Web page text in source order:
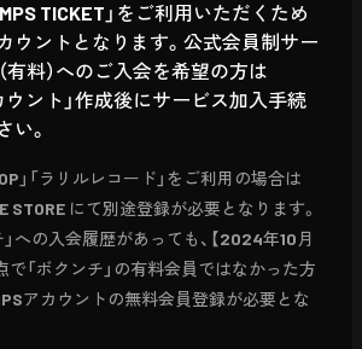
TICKET」をご利用いただくため
ウントとなります。公式会員制サー
有料）へのご入会を希望の方は
ウント」作成後にサービス加入手続
い。
」「ラリルレコード」をご利用の場合は
STORE にて別途登録が必要となります。
への入会履歴があっても、【2024年10月
で「ボクンチ」の有料会員ではなかった方
アカウントの無料会員登録が必要とな